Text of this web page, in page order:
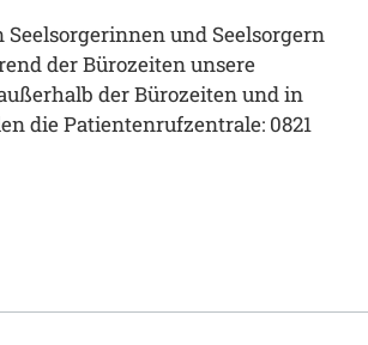
Seelsorgerinnen und Seelsorgern
der Bürozeiten unsere
der Bürozeiten und in
die Patientenrufzentrale: 0821